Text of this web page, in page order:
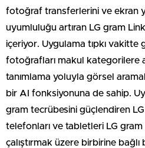
fotoğraf transferlerini ve ekran
uyumluluğu artıran LG gram Link
içeriyor. Uygulama tıpkı vakitte
fotoğrafları makul kategorilere
tanımlama yoluyla görsel
bir AI fonksiyonuna de sahip.
gram tecrübesini güçlendiren LG
telefonları ve tabletleri LG
çalıştırmak üzere birbirine bağlı